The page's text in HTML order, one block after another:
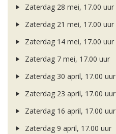
Zaterdag 28 mei, 17.00 uur
Zaterdag 21 mei, 17.00 uur
Zaterdag 14 mei, 17.00 uur
Zaterdag 7 mei, 17.00 uur
Zaterdag 30 april, 17.00 uur
Zaterdag 23 april, 17.00 uur
Zaterdag 16 april, 17.00 uur
Zaterdag 9 april, 17.00 uur